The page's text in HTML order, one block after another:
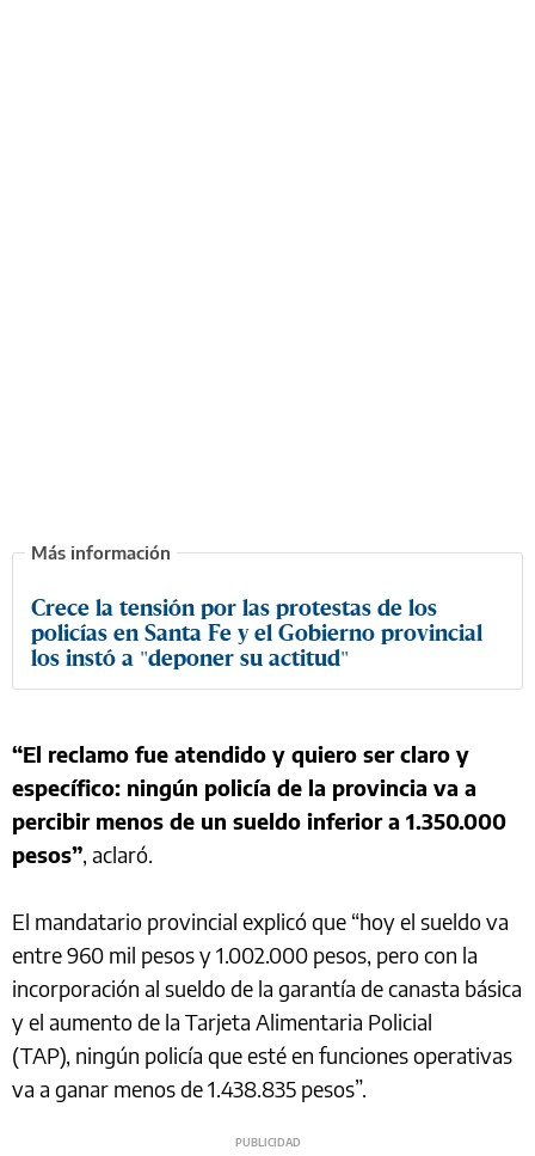
Crece la tensión por las protestas de los
policías en Santa Fe y el Gobierno provincial
los instó a "deponer su actitud"
“El reclamo fue atendido y quiero ser claro y
específico: ningún policía de la provincia va a
percibir menos de un sueldo inferior a 1.350.000
pesos”, aclaró.
El mandatario provincial explicó que “hoy el sueldo va
entre 960 mil pesos y 1.002.000 pesos, pero con la
incorporación al sueldo de la garantía de canasta básica
y el aumento de la Tarjeta Alimentaria Policial
(TAP), ningún policía que esté en funciones operativas
va a ganar menos de 1.438.835 pesos”.